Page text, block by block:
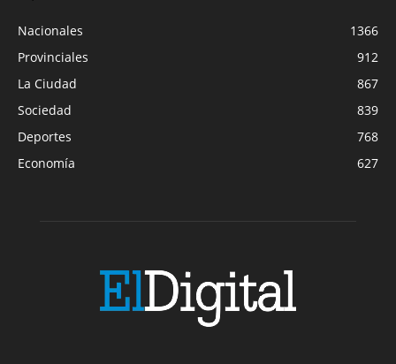
Nacionales
1366
Provinciales
912
La Ciudad
867
Sociedad
839
Deportes
768
Economía
627